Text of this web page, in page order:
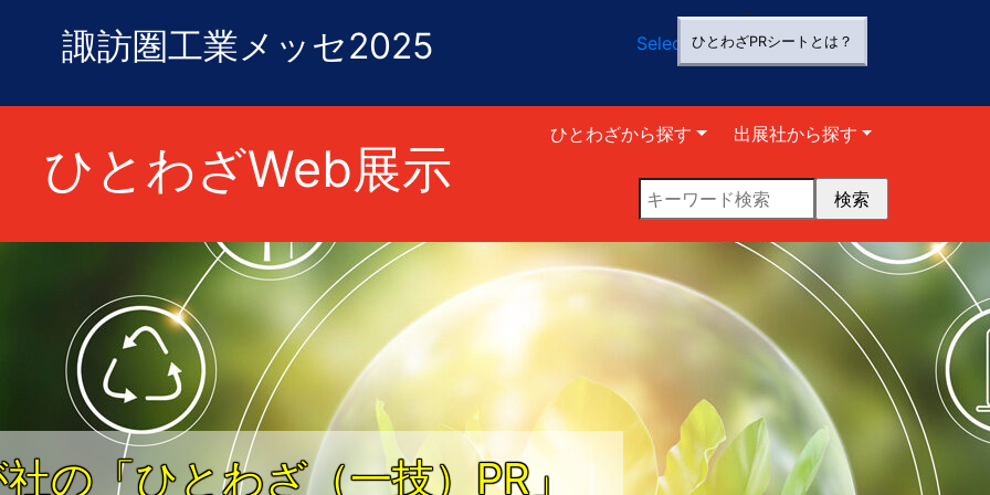
諏訪圏工業メッセ2025 Select Language▼
>
ひとわざPRシートとは？
ひとわざWeb展示
ひとわざから探す 出展社から探す
の「ひとわざ（一技）PR」